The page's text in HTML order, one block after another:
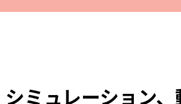
シミュレーション